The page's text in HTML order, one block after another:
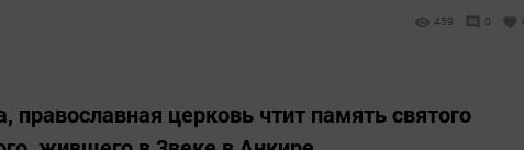
459 0
православная церковь чтит память святого